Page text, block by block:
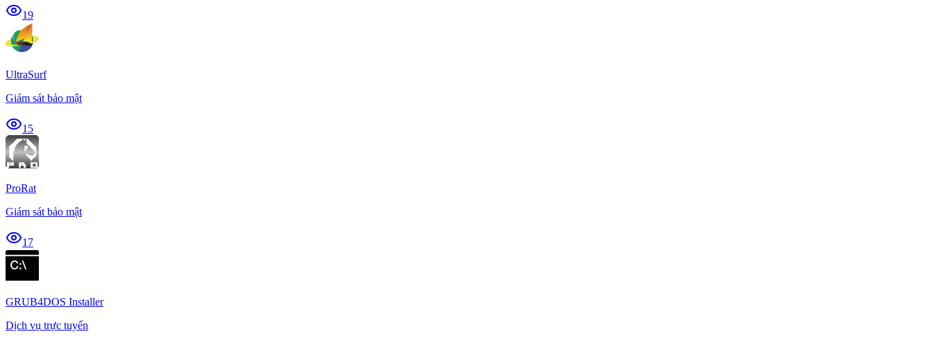
19
UltraSurf
Giám sát bảo mật
15
ProRat
Giám sát bảo mật
17
GRUB4DOS Installer
Dịch vụ trực tuyến